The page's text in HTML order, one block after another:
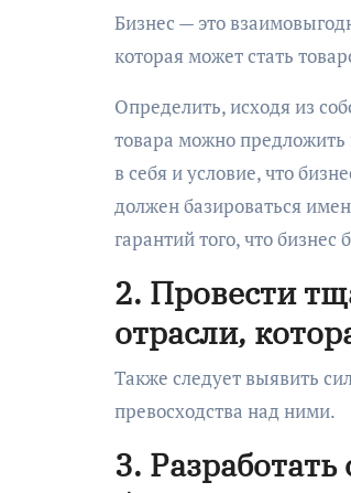
Бизнес — это
которая может стать
Определить, исходя из
товара можно
в себя и условие, что
должен базироваться
гарантий того, что
2. Провести
отрасли,
Также следует выявить
превосходства над ними.
3.